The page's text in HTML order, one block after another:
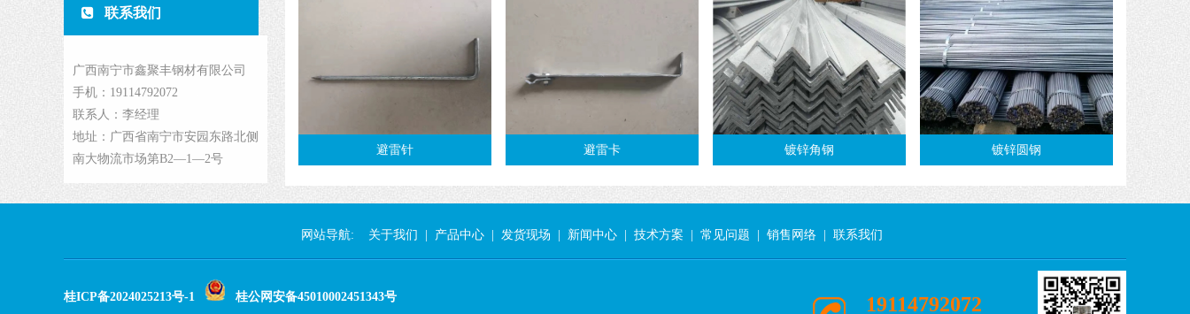
联系我们
广西南宁市鑫聚丰钢材有限公司
手机：19114792072
联系人：李经理
地址：广西省南宁市安园东路北侧
南大物流市场第B2—1—2号
避雷针 避雷卡 镀锌角钢 镀锌圆钢
网站导航: 关于我们 产品中心 发货现场 新闻中心 技术方案 常见问题 销售网络 联系我们
桂ICP备2024025213号-1 桂公网安备45010002451343号 19114792072